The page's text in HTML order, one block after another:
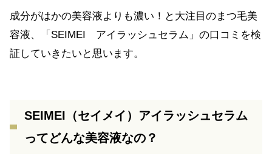
成分がはかの美容液よりも濃い！と大注目のまつ毛美
容液、「SEIMEI アイラッシュセラム」の口コミを検
証していきたいと思います。
SEIMEI（セイメイ）アイラッシュセラム
ってどんな美容液なの？